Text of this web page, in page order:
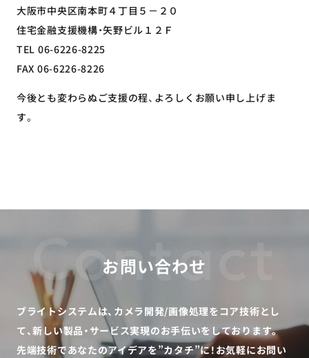
大阪市中央区南本町４丁目５－２０
住宅金融支援機構・矢野ビル１２Ｆ
TEL 06-6226-8225
FAX 06-6226-8226
今後とも変わらぬご支援の程、よろしくお願い申し上げま
す。
Contact
お問い合わせ
ブライトシステムは、カメラ開発/画像処理をコア技術とし
て、新しい製品・サービス実現のお手伝いをしております。
先端技術であなたのアイデアを”カタチ”に！ お気軽にお問い